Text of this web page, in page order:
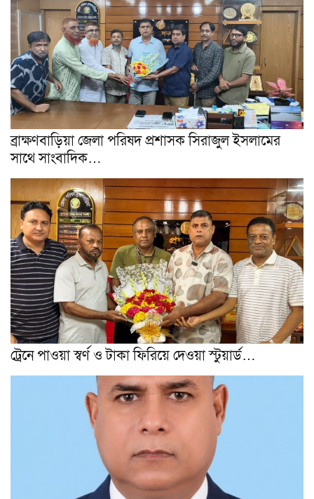
ব্রাক্ষণবাড়িয়া জেলা পরিষদ প্রশাসক সিরাজুল ইসলামের
সাথে সাংবাদিক…
ট্রেনে পাওয়া স্বর্ণ ও টাকা ফিরিয়ে দেওয়া স্টুয়ার্ড…